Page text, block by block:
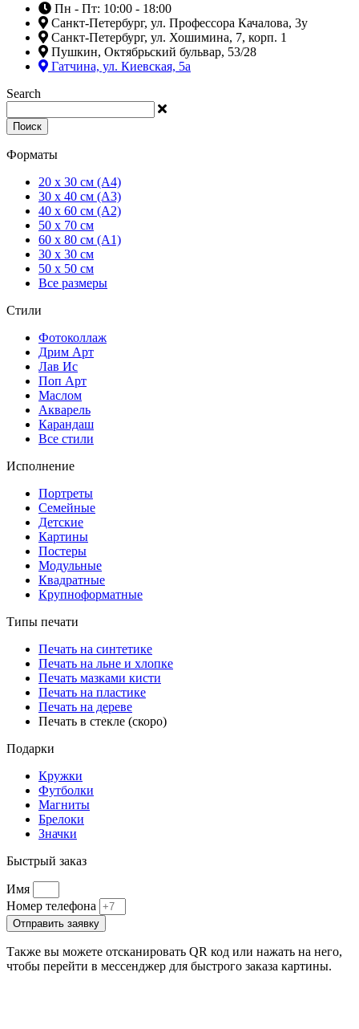
Пн - Пт: 10:00 - 18:00
Санкт-Петербург, ул. Профессора Качалова, 3у
Санкт-Петербург, ул. Хошимина, 7, корп. 1
Пушкин, Октябрьский бульвар, 53/28
Гатчина, ул. Киевская, 5а
Search
Поиск
Форматы
20 x 30 см (А4)
30 x 40 см (А3)
40 x 60 см (А2)
50 x 70 см
60 x 80 см (А1)
30 x 30 см
50 x 50 см
Все размеры
Стили
Фотоколлаж
Дрим Арт
Лав Ис
Поп Арт
Маслом
Акварель
Карандаш
Все стили
Исполнение
Портреты
Семейные
Детские
Картины
Постеры
Модульные
Квадратные
Крупноформатные
Типы печати
Печать на синтетике
Печать на льне и хлопке
Печать мазками кисти
Печать на пластике
Печать на дереве
Печать в стекле (скоро)
Подарки
Кружки
Футболки
Магниты
Брелоки
Значки
Быстрый заказ
Имя
Номер телефона
Отправить заявку
Также вы можете отсканировать QR код или нажать на него,
чтобы перейти в мессенджер для быстрого заказа картины.